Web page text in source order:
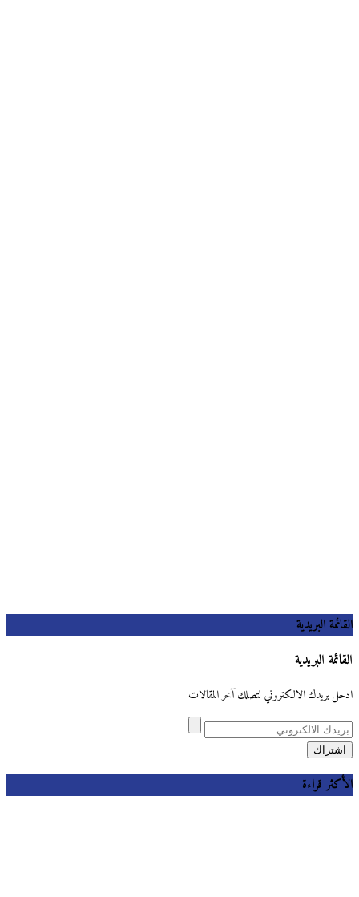
القائمة البريدية
القائمة البريدية
ادخل بريدك الالكتروني لتصلك آخر المقالات
الأكثر قراءة